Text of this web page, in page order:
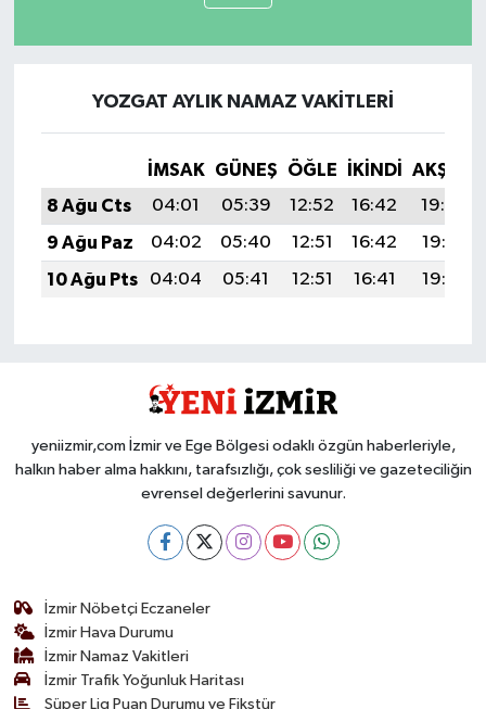
YOZGAT AYLIK NAMAZ VAKITLERI
İMSAK GÜNEŞ ÖĞLE İKINDI
AKŞAM
8 Ağu Cts
04:01 05:39 12:52 16:42
19:54
9 Ağu Paz
04:02 05:40 12:51 16:42
19:53
10 Ağu Pts
04:04 05:41 12:51 16:41 19:52
yeniizmir,com İzmir ve Ege Bölgesi odaklı özgün haberleriyle,
halkın haber alma hakkını, tarafsızlığı, çok sesliliği ve gazeteciliğin
evrensel değerlerini savunur.
İzmir Nöbetçi Eczaneler
İzmir Hava Durumu
İzmir Namaz Vakitleri
İzmir Trafik Yoğunluk Haritası
Süper Lig Puan Durumu ve Fikstür